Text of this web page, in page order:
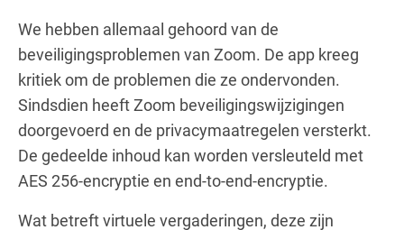
We hebben allemaal gehoord van de
beveiligingsproblemen van Zoom. De app kreeg
kritiek om de problemen die ze ondervonden.
Sindsdien heeft Zoom beveiligingswijzigingen
doorgevoerd en de privacymaatregelen versterkt.
De gedeelde inhoud kan worden versleuteld met
AES 256-encryptie en end-to-end-encryptie.
Wat betreft virtuele vergaderingen, deze zijn